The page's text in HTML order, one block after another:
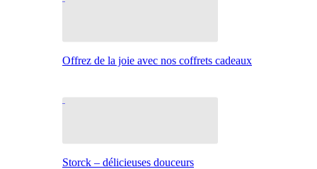
Offrez de la joie avec nos coffrets cadeaux
Storck – délicieuses douceurs